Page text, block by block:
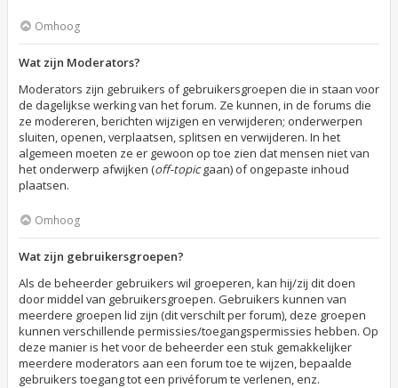
Omhoog
Wat zijn Moderators?
Moderators zijn gebruikers of gebruikersgroepen die in staan voor
de dagelijkse werking van het forum. Ze kunnen, in de forums die
ze modereren, berichten wijzigen en verwijderen; onderwerpen
sluiten, openen, verplaatsen, splitsen en verwijderen. In het
algemeen moeten ze er gewoon op toe zien dat mensen niet van
het onderwerp afwijken (off-topicgaan) of ongepaste inhoud
plaatsen.
Omhoog
Wat zijn gebruikersgroepen?
Als de beheerder gebruikers wil groeperen, kan hij/zij dit doen
door middel van gebruikersgroepen. Gebruikers kunnen van
meerdere groepen lid zijn (dit verschilt per forum), deze groepen
kunnen verschillende permissies/toegangspermissies hebben. Op
deze manier is het voor de beheerder een stuk gemakkelijker
meerdere moderators aan een forum toe te wijzen, bepaalde
gebruikers toegang tot een privéforum te verlenen, enz.